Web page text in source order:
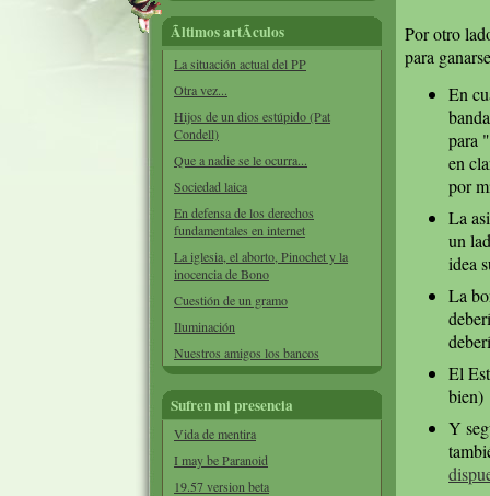
Ãltimos artÃ­culos
La situación actual del PP
Otra vez...
Hijos de un dios estúpido (Pat
Condell)
Que a nadie se le ocurra...
Sociedad laica
En defensa de los derechos
fundamentales en internet
La iglesia, el aborto, Pinochet y la
inocencia de Bono
Cuestión de un gramo
Iluminación
Nuestros amigos los bancos
Sufren mi presencia
Vida de mentira
I may be Paranoid
19.57 version beta
Por otro
para
En
para
en
por
La
un
idea
La
El
bien)
Y